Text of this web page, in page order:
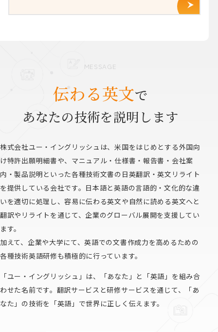
MESSAGE
伝わる英文で
あなたの技術を説明します
株式会社ユー・イングリッシュは、米国をはじめとする外国向
け特許出願明細書や、マニュアル・仕様書・報告書・会社案
内・製品説明といった各種技術文書の日英翻訳・英文リライト
を提供している会社です。日本語と英語の言語的・文化的な違
いを適切に処理し、容易に伝わる英文や自然に読める英文へと
翻訳やリライトを通じて、企業のグローバル展開を支援してい
ます。
加えて、企業や大学にて、英語での文書作成力を高めるための
各種技術英語研修も積極的に行っています。
「ユー・イングリッシュ」は、「あなた」と「英語」を組み合
わせた名前です。翻訳サービスと研修サービスを通じて、
「あ
なた」の技術を「英語」で世界に正しく伝えます。